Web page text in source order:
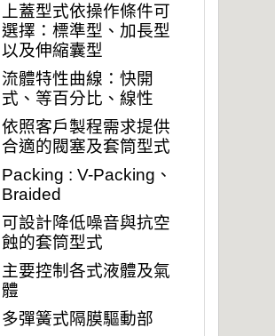
上蓋型式依操作條件可
選擇：標準型、加長型
以及伸縮囊型
流體特性曲線：快開
式、等百分比、線性
依照客戶製程需求提供
合適的閥塞及套筒型式
Packing : V-Packing、
Braided
可設計降低噪音與抗空
蝕的套筒型式
主要控制各式液體及氣
體
多彈簧式隔膜驅動部